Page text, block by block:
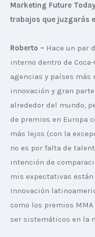
Marketing Future
trabajos que juzgarás
Roberto – Hace un par
interno dentro de
agencias y países
innovación y gran
alrededor del mundo,
de premios en Europa
más lejos (con la
no es por falta de
intención de
mis expectativas
Innovación
como los premios
ser sistemáticos en la